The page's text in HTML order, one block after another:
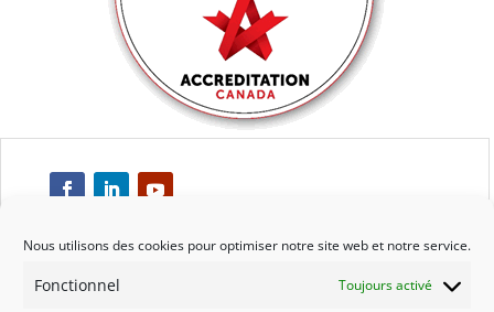
Nous utilisons des cookies pour optimiser notre site web et notre service.
Fonctionnel Toujours activé
Respect